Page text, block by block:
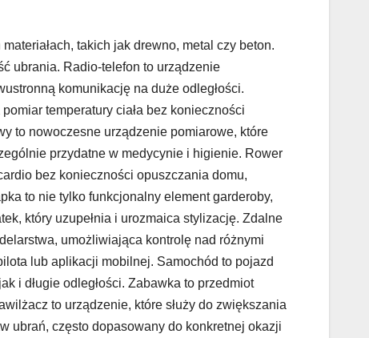
takich jak drewno, metal czy beton.
ubrania. Radio-telefon to urządzenie
komunikację na duże odległości.
temperatury ciała bez konieczności
to nowoczesne urządzenie pomiarowe, które
przydatne w medycynie i higienie. Rower
bez konieczności opuszczania domu,
to nie tylko funkcjonalny element garderoby,
który uzupełnia i urozmaica stylizację. Zdalne
umożliwiająca kontrolę nad różnymi
lub aplikacji mobilnej. Samochód to pojazd
i długie odległości. Zabawka to przedmiot
to urządzenie, które służy do zwiększania
ubrań, często dopasowany do konkretnej okazji